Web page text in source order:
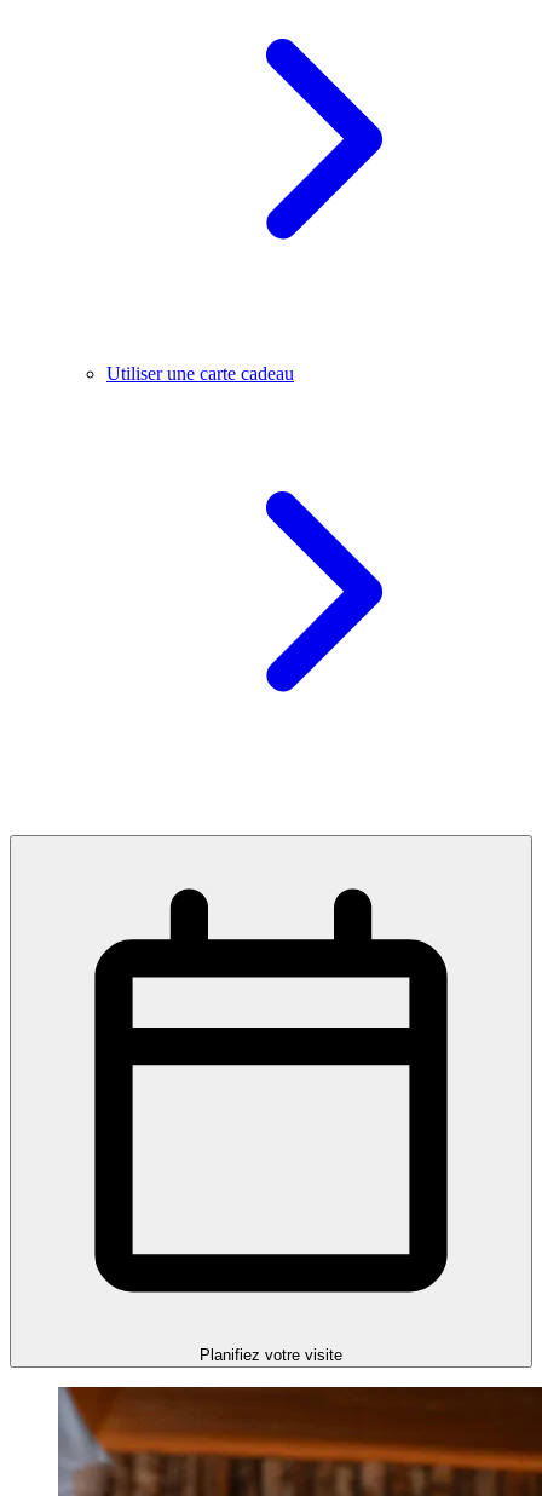
Utiliser une carte cadeau
Planifiez votre visite